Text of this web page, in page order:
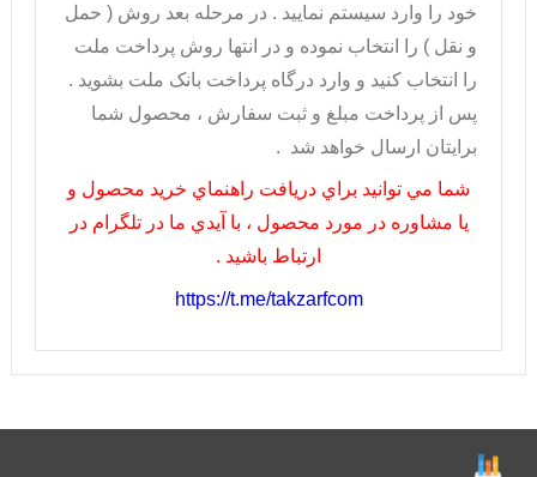
خود را وارد سيستم نماييد . در مرحله بعد روش ( حمل
و نقل ) را انتخاب نموده و در انتها روش پرداخت ملت
را انتخاب کنيد و وارد درگاه پرداخت بانک ملت بشويد .
پس از پرداخت مبلغ و ثبت سفارش ، محصول شما
برايتان ارسال خواهد شد .
شما مي توانيد براي دريافت راهنماي خريد محصول و
يا مشاوره در مورد محصول ، با آيدي ما در تلگرام در
ارتباط باشيد .
https://t.me/takzarfcom